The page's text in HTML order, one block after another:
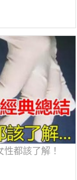
都該了解！